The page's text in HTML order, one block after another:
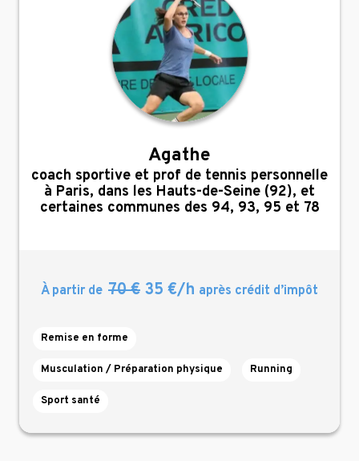
Agathe
,
coach sportive et prof de tennis personnelle
à Paris, dans les Hauts-de-Seine (92), et
certaines communes des 94, 93, 95 et 78
À partir de 70 € 35 €/h après crédit d’impôt
Remise en forme
Musculation / Préparation physique Running
Sport santé